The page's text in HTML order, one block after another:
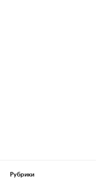
Рубрики